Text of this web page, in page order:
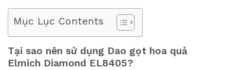
Mục Lục Contents
Tại sao nên sử dụng Dao gọt hoa quả
Elmich Diamond EL8405?